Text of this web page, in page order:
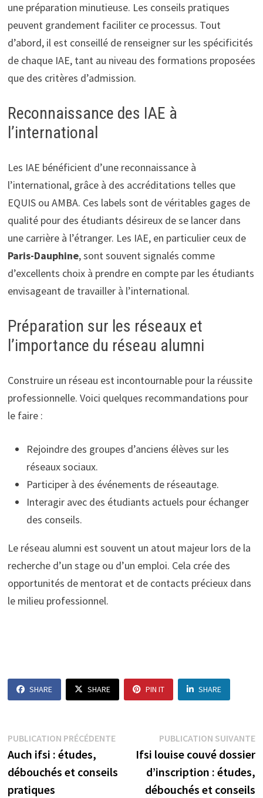
une préparation minutieuse. Les conseils pratiques
peuvent grandement faciliter ce processus. Tout
d’abord, il est conseillé de renseigner sur les spécificités
de chaque IAE, tant au niveau des formations proposées
que des critères d’admission.
Reconnaissance des IAE à
l’international
Les IAE bénéficient d’une reconnaissance à
l’international, grâce à des accréditations telles que
EQUIS ou AMBA. Ces labels sont de véritables gages de
qualité pour des étudiants désireux de se lancer dans
une carrière à l’étranger. Les IAE, en particulier ceux de
Paris-Dauphine, sont souvent signalés comme
d’excellents choix à prendre en compte par les étudiants
envisageant de travailler à l’international.
Préparation sur les réseaux et
l’importance du réseau alumni
Construire un réseau est incontournable pour la réussite
professionnelle. Voici quelques recommandations pour
le faire :
Rejoindre des groupes d’anciens élèves sur les
réseaux sociaux.
Participer à des événements de réseautage.
Interagir avec des étudiants actuels pour échanger
des conseils.
Le réseau alumni est souvent un atout majeur lors de la
recherche d’un stage ou d’un emploi. Cela crée des
opportunités de mentorat et de contacts précieux dans
le milieu professionnel.
SHARE SHARE PIN IT SHARE
Navigation
de
l’article
PUBLICATION PRÉCÉDENTEPublication
précédente :
Auch ifsi : études,
débouchés et conseils
pratiques
PUBLICATION SUIVANTE
Ifsi louise couvé dossier
d’inscription : études,
débouchés et conseils